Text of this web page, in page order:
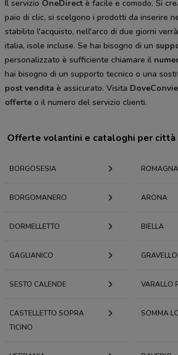
Il servizio OneDirect è facile e comodo. Si
paio di clic, si scelgono i prodotti da inserire
stabilito l'acquisto, nell'arco di due giorni
italia, isole incluse. Se hai bisogno di un
personalizzato è sufficiente chiamare il
hai bisogno di un supporto tecnico o una
post vendita è assicurato. Visita
offerte o il numero del servizio clienti.
Offerte volantini e cataloghi per città
BORGOSESIA
BORGOMANERO ARONA
DORMELLETTO BIELLA
GAGLIANICO
SESTO CALENDE VARALLO
CASTELLETTO SOPRA
TICINO
SOMMA